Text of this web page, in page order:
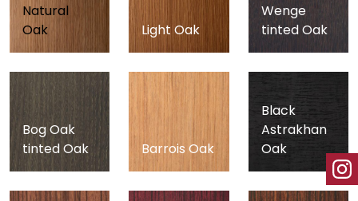
Natural
Oak
Light Oak
Wenge
tinted Oak
Bog Oak
tinted Oak
Barrois Oak
Black
Astrakhan
Oak